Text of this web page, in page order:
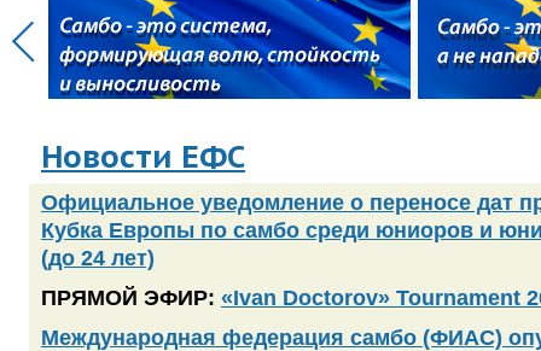
Новости ЕФС
Официальное уведомление о переносе дат
Кубка Европы по самбо среди юниоров и
(до 24 лет)
ПРЯМОЙ ЭФИР: «Ivan Doctorov» Tournament
Международная федерация самбо (ФИАС)